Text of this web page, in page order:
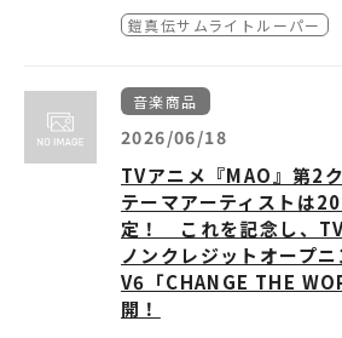
Tr1.『鎧真伝サムライト
Tr3.羅真我
Tr4.戦～其ノ壱
Tr5.『鎧真伝サムライト
マ -SLOW-
▼配信はコチラから
https://lnk.to/LZC-
鎧真伝サムライトルーパー
音楽商品
2026/06/18
TVアニメ『MAO』第2
テーマアーティストは
定！ これを記念し、TV
ノンクレジットオープ
V6「CHANGE THE
開！